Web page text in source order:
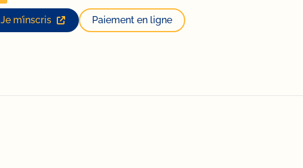
Je m’inscris Paiement en ligne